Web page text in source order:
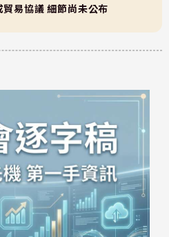
易協議 細節尚未公布